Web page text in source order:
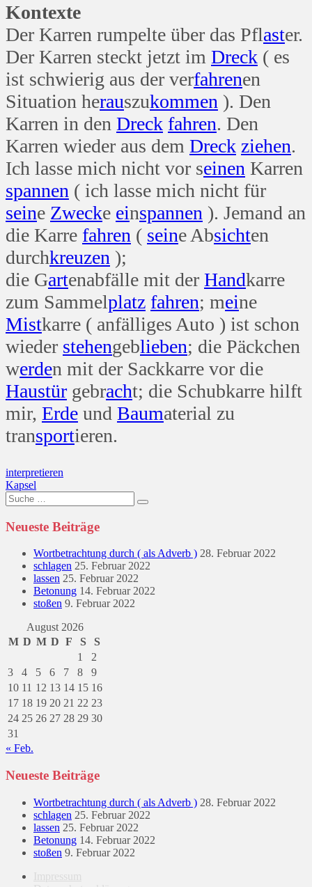
Kontexte
Der Karren rumpelte über das Pflaster.
Der Karren steckt jetzt im Dreck ( es
ist schwierig aus der verfahrenen
Situation herauszukommen ). Den
Karren in den Dreck fahren. Den
Karren wieder aus dem Dreck ziehen.
Ich lasse mich nicht vor seinen Karren
spannen ( ich lasse mich nicht für
seine Zwecke einspannen ). Jemand an
die Karre fahren ( seine Absichten
durchkreuzen );
die Gartenabfälle mit der Handkarre
zum Sammelplatz fahren; meine
Mistkarre ( anfälliges Auto ) ist schon
wieder stehengeblieben; die Päckchen
werden mit der Sackkarre vor die
Haustür gebracht; die Schubkarre hilft
mir, Erde und Baumaterial zu
transportieren.
Beitragsnavigation
interpretieren
Kapsel
Suche
nach:
Neueste Beiträge
Wortbetrachtung durch ( als Adverb ) 28. Februar 2022
schlagen 25. Februar 2022
lassen 25. Februar 2022
Betonung 14. Februar 2022
stoßen 9. Februar 2022
August 2026
M D M D F S
S
1
2
3
4 5 6 7 8
9
10 11 12 13 14 15 16
17 18 19 20 21 22 23
24 25 26 27 28 29 30
31
« Feb.
Neueste Beiträge
Wortbetrachtung durch ( als Adverb ) 28. Februar 2022
schlagen 25. Februar 2022
lassen 25. Februar 2022
Betonung 14. Februar 2022
stoßen 9. Februar 2022
Impressum